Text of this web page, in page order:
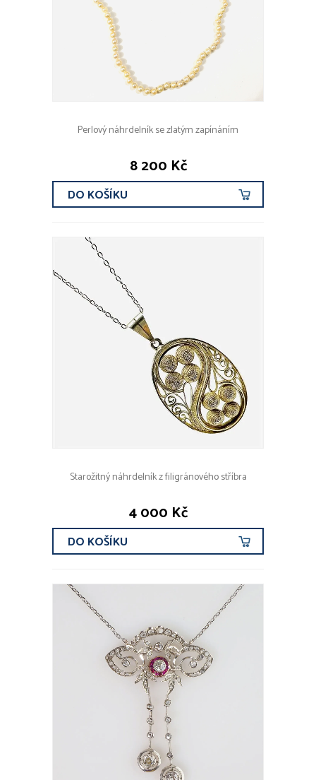
Perlový náhrdelník se zlatým zapínáním
8 200 Kč
DO KOŠÍKU
Starožitný náhrdelník z filigránového stříbra
4 000 Kč
DO KOŠÍKU